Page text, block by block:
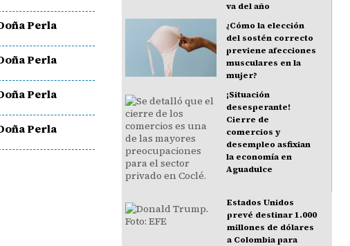
Perla
Perla
Perla
Perla
va del año
¿Cómo la elección
del sostén correcto
previene afecciones
musculares en la
mujer?
¡Situación
desesperante!
Cierre de
comercios y
desempleo asfixian
la economía en
Aguadulce
Estados Unidos
prevé destinar 1.000
millones de dólares
a Colombia para